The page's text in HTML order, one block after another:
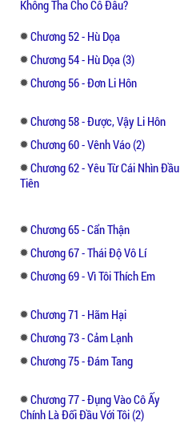
Không Tha Cho Cô Đâu?
Chương 52 - Hù Dọa
Chương 54 - Hù Dọa (3)
Chương 56 - Đơn Li Hôn
Chương 58 - Được, Vậy Li Hôn
Chương 60 - Vênh Váo (2)
Chương 62 - Yêu Từ Cái Nhìn Đầu
Tiên
Chương 65 - Cẩn Thận
Chương 67 - Thái Độ Vô Lí
Chương 69 - Vì Tôi Thích Em
Chương 71 - Hãm Hại
Chương 73 - Cảm Lạnh
Chương 75 - Đám Tang
Chương 77 - Đụng Vào Cô Ấy
Chính Là Đối Đầu Với Tôi (2)